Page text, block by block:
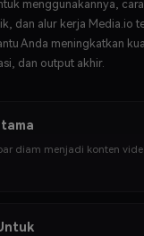
menggunakannya,
dan alur kerja Media.io
Anda meningkatkan
dan output akhir.
diam menjadi konten